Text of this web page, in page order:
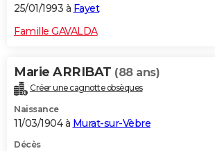
25/01/1993 à Fayet
Famille GAVALDA
Marie ARRIBAT (88 ans)
Créer une cagnotte obsèques
Naissance
11/03/1904 à Murat-sur-Vèbre
Décès